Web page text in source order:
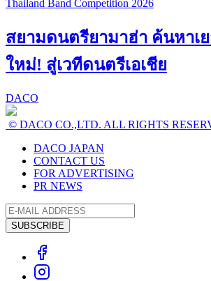
สยามดนตรียามาฮ่า ค้นหาเ
ใหม่! สู่เวทีดนตรีเอเชีย
DACO
© DACO CO.,LTD. ALL RIGHTS
DACO JAPAN
CONTACT US
FOR ADVERTISING
PR NEWS